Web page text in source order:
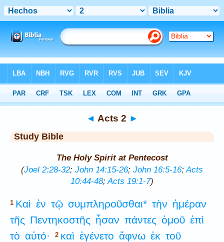
Study Bible > Acts 2
◄ Acts 2 ►
Study Bible
The Holy Spirit at Pentecost
(Joel 2:28-32; John 14:15-26; John 16:5-16;Acts
10:44-48;Acts 19:1-7)
1 Καὶ ἐν τῷ συμπληροῦσθαι* τὴν ἡμέραν
τῆς Πεντηκοστῆς ἦσαν πάντες ὁμοῦ ἐπὶ
τὸ αὐτό· 2 καὶ ἐγένετο ἄφνω ἐκ τοῦ